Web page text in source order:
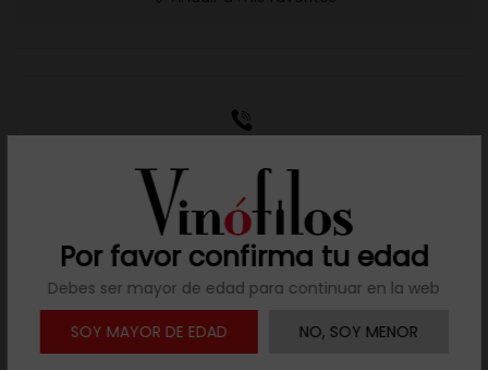
Por favor confirma tu edad
Debes ser mayor de edad para continuar en la web
SOY MAYOR DE EDAD
NO, SOY MENOR
Llámanos al teléfono 691 108 942, de lunes a viernes,
no festivos, de 9h a 17h.
 Descargar ficha